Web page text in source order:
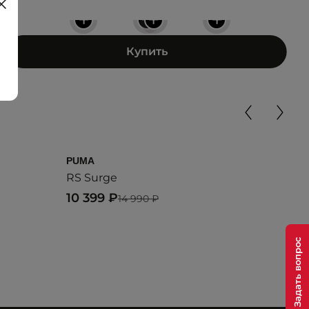
+
+ + +
Купить
PUMA
RS Surge
14 990 ₽
10 399 ₽